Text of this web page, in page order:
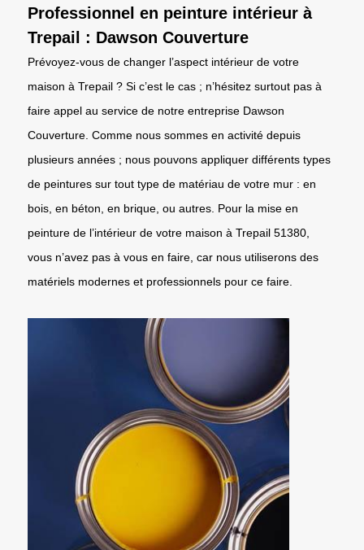
Professionnel en peinture intérieur à
Trepail : Dawson Couverture
Prévoyez-vous de changer l’aspect intérieur de votre
maison à Trepail ? Si c’est le cas ; n’hésitez surtout pas à
faire appel au service de notre entreprise Dawson
Couverture. Comme nous sommes en activité depuis
plusieurs années ; nous pouvons appliquer différents types
de peintures sur tout type de matériau de votre mur : en
bois, en béton, en brique, ou autres. Pour la mise en
peinture de l’intérieur de votre maison à Trepail 51380,
vous n’avez pas à vous en faire, car nous utiliserons des
matériels modernes et professionnels pour ce faire.